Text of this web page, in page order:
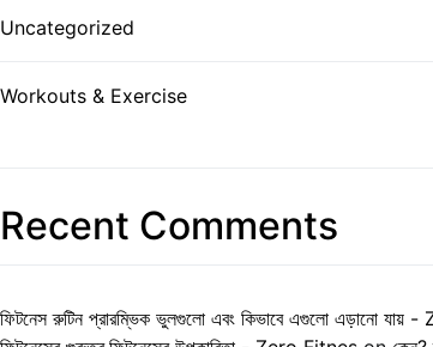
Uncategorized
Workouts & Exercise
Recent Comments
ফিটনেস রুটিন প্রারম্ভিক ভুলগুলো এবং কিভাবে এগুলো এড়ানো